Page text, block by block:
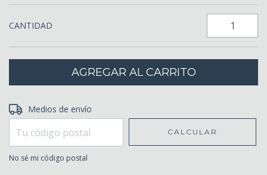
CANTIDAD
Entregas para el CP:
Medios de envío
CALCULAR
No sé mi código postal